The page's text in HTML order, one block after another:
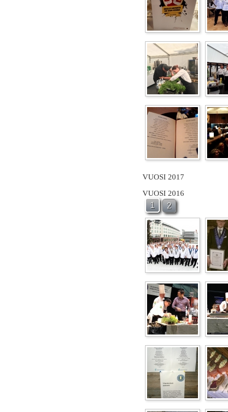
VUOSI 2017
VUOSI 2016
1 2